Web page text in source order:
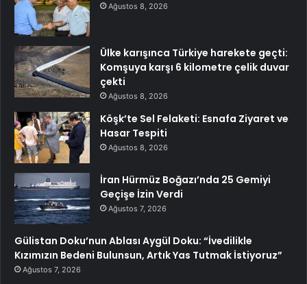
Ağustos 8, 2026
Ülke karışınca Türkiye harekete geçti:
Komşuya karşı 6 kilometre çelik duvar
çekti
Ağustos 8, 2026
Köşk’te Sel Felaketi: Esnafa Ziyaret ve
Hasar Tespiti
Ağustos 8, 2026
İran Hürmüz Boğazı’nda 25 Gemiyi
Geçişe İzin Verdi
Ağustos 7, 2026
Gülistan Doku’nun Ablası Aygül Doku: “İvedilikle
Kızımızın Bedeni Bulunsun, Artık Yas Tutmak İstiyoruz”
Ağustos 7, 2026